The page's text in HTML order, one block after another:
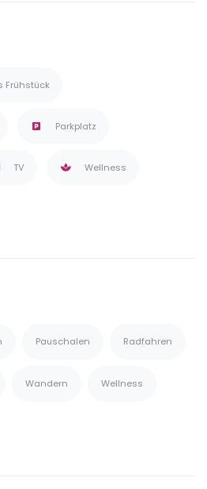
Frühstück
Parkplatz
TV Wellness
Pauschalen Radfahren
Wandern Wellness